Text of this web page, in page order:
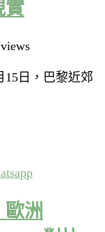
實
15日，巴黎近郊
洲